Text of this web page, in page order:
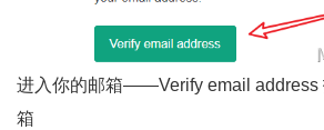
进入你的邮箱——Verify email address
箱